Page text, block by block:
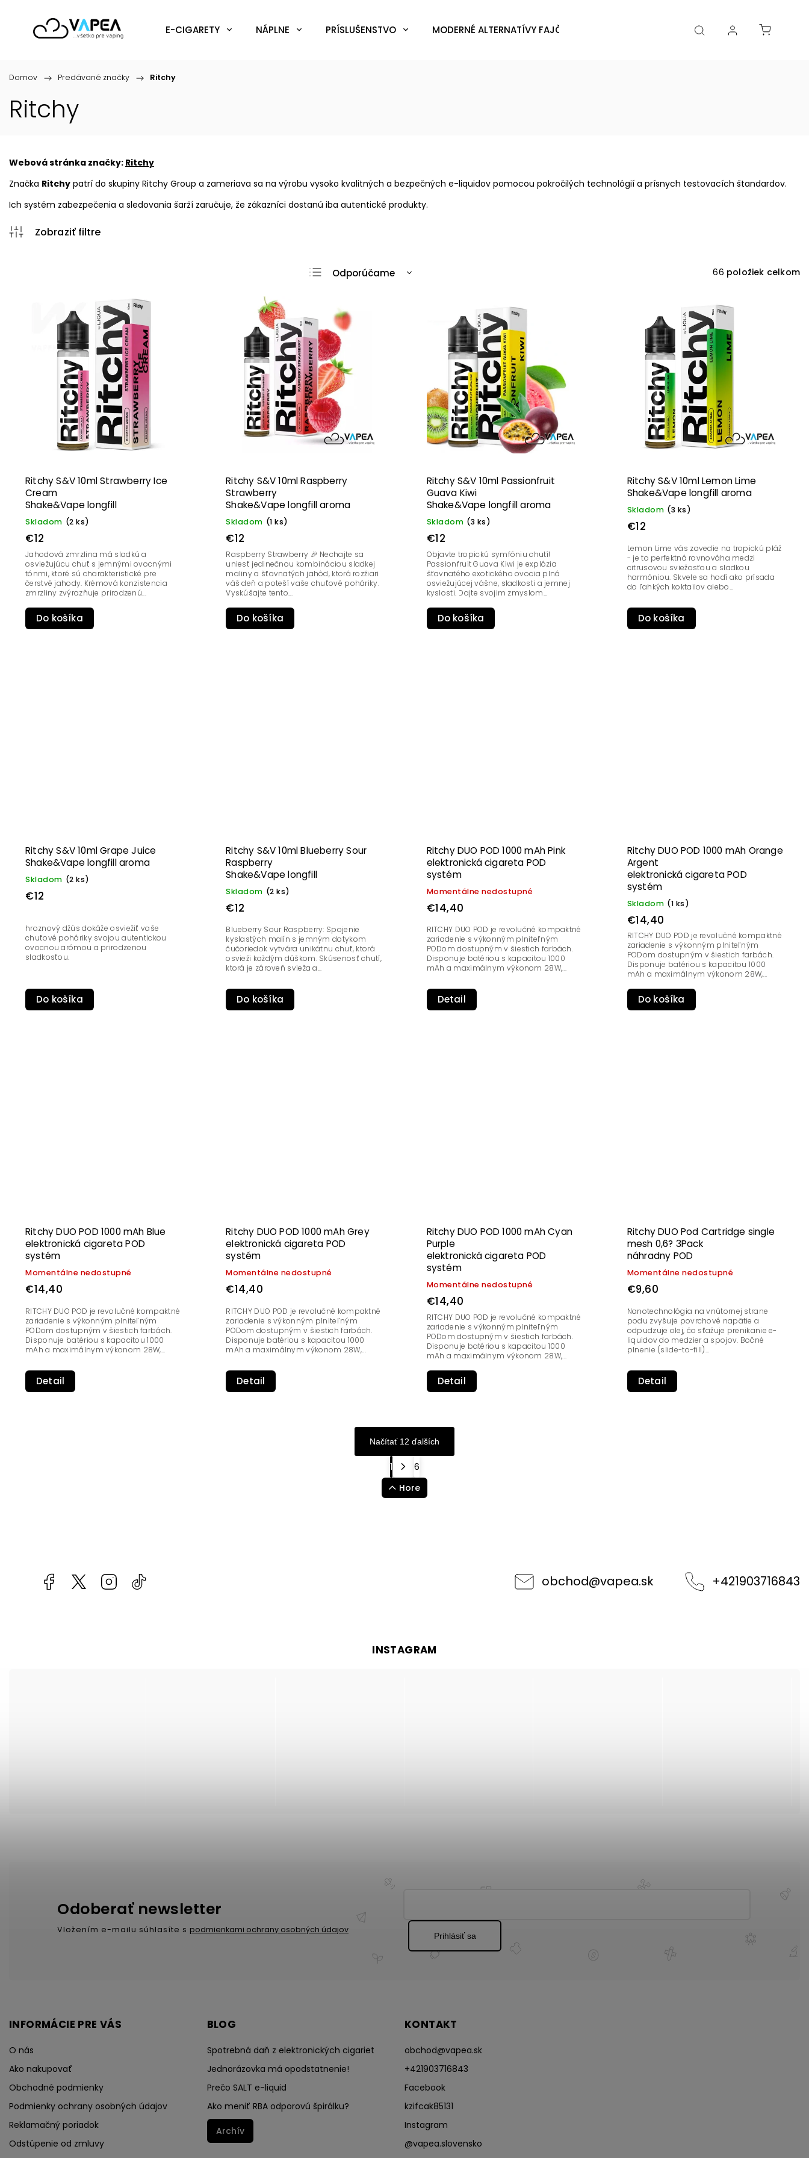
E-CIGARETY NÁPLNE PRÍSLUŠENSTVO MODERNÉ ALTERNATÍVY FAJČENIA DOPLNKY Značky
Domov / Predávané značky / Ritchy
Ritchy
Webová stránka značky: Ritchy
Značka Ritchy patrí do skupiny Ritchy Group a zameriava sa na výrobu vysoko kvalitných a bezpečných e-liquidov pomocou pokročilých technológií a prísnych testovacích štandardov.
Ich systém zabezpečenia a sledovania šarží zaručuje, že zákazníci dostanú iba autentické produkty.
Odporúčame
Najdrahšie
Najpredávanejšie
Abecedne
66 položiek celkom
Ritchy S&V 10ml Strawberry Ice
Cream
Shake&Vape longfill
Skladom (2 ks)
€12
Do košíka
Jahodová zmrzlina má sladkú a
osviežujúcu chuť s jemnými ovocnými
tónmi, ktoré sú charakteristické pre
čerstvé jahody. Krémová konzistencia
zmrzliny zvýrazňuje prirodzenú...
Ritchy S&V 10ml Raspberry
Strawberry
Shake&Vape longfill aroma
Skladom (1 ks)
€12
Do košíka
Raspberry Strawberry 🎉 Nechajte sa
uniesť jedinečnou kombináciou sladkej
maliny a šťavnatých jahôd, ktorá rozžiari
váš deň a poteší vaše chuťové poháriky.
Vyskúšajte tento...
Ritchy S&V 10ml Passionfruit
Guava Kiwi
Shake&Vape longfill aroma
Skladom (3 ks)
€12
Do košíka
Objavte tropickú symfóniu chutí!
Passionfruit Guava Kiwi je explózia
šťavnatého exotického ovocia plná
osviežujúcej vášne, sladkosti a jemnej
kyslosti. Dajte svojim zmyslom...
Ritchy S&V 10ml Lemon Lime
Shake&Vape longfill aroma
Skladom (3 ks)
€12
Do košíka
Lemon Lime vás zavedie na tropickú pláž
- je to perfektná rovnováha medzi
citrusovou sviežosťou a sladkou
harmóniou. Skvele sa hodí ako prísada
do ľahkých koktailov alebo...
Ritchy S&V 10ml Grape Juice
Shake&Vape longfill aroma
Skladom (2 ks)
€12
Do košíka
hroznový džús dokáže osviežiť vaše
chuťové poháriky svojou autentickou
ovocnou arómou a prirodzenou
sladkosťou.
Ritchy S&V 10ml Blueberry Sour
Raspberry
Shake&Vape longfill
Skladom (2 ks)
€12
Do košíka
Blueberry Sour Raspberry: Spojenie
kyslastých malín s jemným dotykom
čučoriedok vytvára unikátnu chuť, ktorá
osvieži každým dúškom. Skúsenosť chutí,
ktorá je zároveň svieža a...
Ritchy DUO POD 1000 mAh Pink
elektronická cigareta POD
systém
Momentálne nedostupné
€14,40
Detail
RITCHY DUO POD je revolučné kompaktné
zariadenie s výkonným plniteľným
PODom dostupným v šiestich farbách.
Disponuje batériou s kapacitou 1000
mAh a maximálnym výkonom 28W,...
Ritchy DUO POD 1000 mAh Orange
Argent
elektronická cigareta POD
systém
Skladom (1 ks)
€14,40
Do košíka
RITCHY DUO POD je revolučné kompaktné
zariadenie s výkonným plniteľným
PODom dostupným v šiestich farbách.
Disponuje batériou s kapacitou 1000
mAh a maximálnym výkonom 28W,...
Ritchy DUO POD 1000 mAh Blue
elektronická cigareta POD
systém
Momentálne nedostupné
€14,40
Detail
RITCHY DUO POD je revolučné kompaktné
zariadenie s výkonným plniteľným
PODom dostupným v šiestich farbách.
Disponuje batériou s kapacitou 1000
mAh a maximálnym výkonom 28W,...
Ritchy DUO POD 1000 mAh Grey
elektronická cigareta POD
systém
Momentálne nedostupné
€14,40
Detail
RITCHY DUO POD je revolučné kompaktné
zariadenie s výkonným plniteľným
PODom dostupným v šiestich farbách.
Disponuje batériou s kapacitou 1000
mAh a maximálnym výkonom 28W,...
Ritchy DUO POD 1000 mAh Cyan
Purple
elektronická cigareta POD
systém
Momentálne nedostupné
€14,40
Detail
RITCHY DUO POD je revolučné kompaktné
zariadenie s výkonným plniteľným
PODom dostupným v šiestich farbách.
Disponuje batériou s kapacitou 1000
mAh a maximálnym výkonom 28W,...
Ritchy DUO Pod Cartridge single
mesh 0,6? 3Pack
náhradny POD
Momentálne nedostupné
€9,60
Detail
Nanotechnológia na vnútornej strane
podu zvyšuje povrchové napätie a
odpudzuje olej, čo sťažuje prenikanie e-
liquidov do medzier a spojov. Bočné
plnenie (slide-to-fill)...
Načítať 12 ďalších
1
6
Hore
Facebookkzifcak85131Instagram obchod@vapea.sk +421903716843
INFORMÁCIE PRE VÁS
O nás
Ako nakupovať
Obchodné podmienky
Podmienky ochrany osobných údajov
Reklamačný poriadok
Odstúpenie od zmluvy
BLOG
Spotrebná daň z elektronických cigariet
Jednorázovka má opodstatnenie!
Prečo SALT e-liquid
Ako meniť RBA odporovú špirálku?
Archív
KONTAKT
obchod@vapea.sk
+421903716843
Facebook
kzifcak85131
Instagram
@vapea.slovensko
INSTAGRAM
Odoberať newsletter
Vložením e-mailu súhlasíte s podmienkami ochrany osobných údajov
Prihlásiť sa